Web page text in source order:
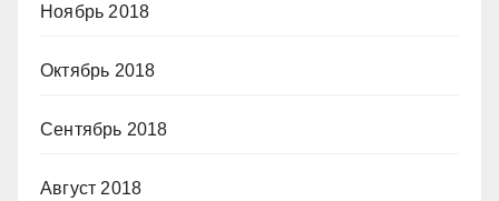
Ноябрь 2018
Октябрь 2018
Сентябрь 2018
Август 2018